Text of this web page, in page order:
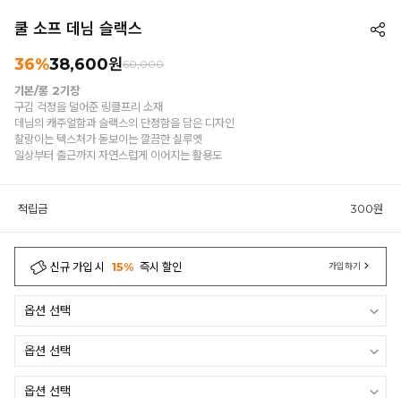
쿨 소프 데님 슬랙스
36%38,600원60,000
기본/롱 2기장
구김 걱정을 덜어준 링클프리 소재
데님의 캐주얼함과 슬랙스의 단정함을 담은 디자인
찰랑이는 텍스처가 돋보이는 깔끔한 실루엣
일상부터 출근까지 자연스럽게 이어지는 활용도
적립금 300원
신규 가입 시 15% 즉시 할인 가입하기